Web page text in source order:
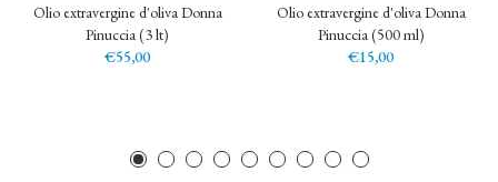
Olio extravergine d'oliva Donna
Pinuccia (3 lt)
€55,00
Olio extravergine d'oliva Donna
Pinuccia (500 ml)
€15,00